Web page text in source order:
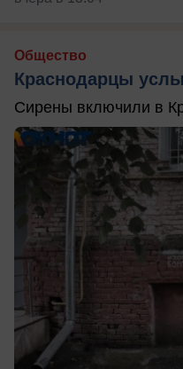
Общество
Краснодарцы
Сирены включили в